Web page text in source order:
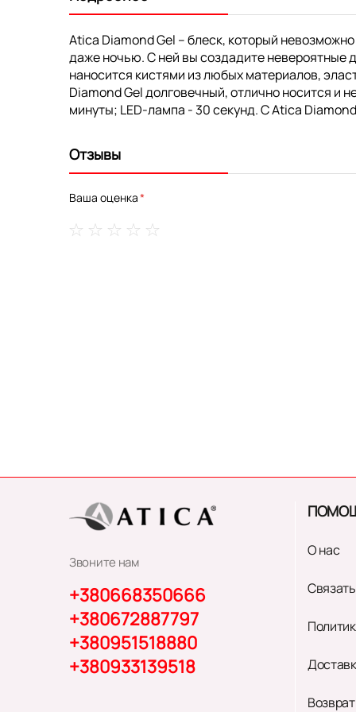
Atica Diamond Gel – блеск, который
даже ночью. С ней вы создадите невероятные
наносится кистями из любых материалов,
Diamond Gel долговечный, отлично носится и
минуты; LED-лампа - 30 секунд. С Atica
Отзывы
Ваша оценка
Звоните нам
+380668350666
+380672887797
+380951518880
+380933139518
О нас